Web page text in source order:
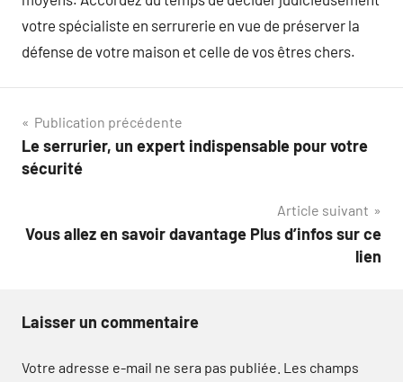
votre spécialiste en serrurerie en vue de préserver la
défense de votre maison et celle de vos êtres chers.
Navigation
de
Publication précédente
Le serrurier, un expert indispensable pour votre
sécurité
Article suivant
Vous allez en savoir davantage Plus d’infos sur ce
lien
Laisser un commentaire
Votre adresse e-mail ne sera pas publiée. Les champs